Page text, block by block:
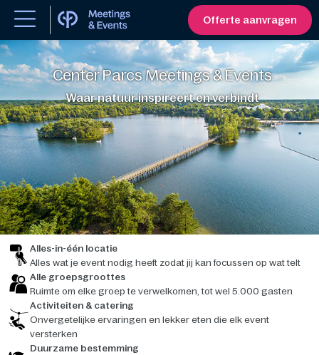
Offerte aanvragen
Center Parcs Meetings & Events
Waar natuur inspireert en verbindt
Alles-in-één locatie
Alles wat je event nodig heeft zodat jij kan focussen op wat telt
Alle groepsgroottes
Ruimte om elke groep te verwelkomen, tot wel 5.000 gasten
Activiteiten & catering
Onvergetelijke ervaringen en lekker eten die elk event
versterken
Duurzame bestemming